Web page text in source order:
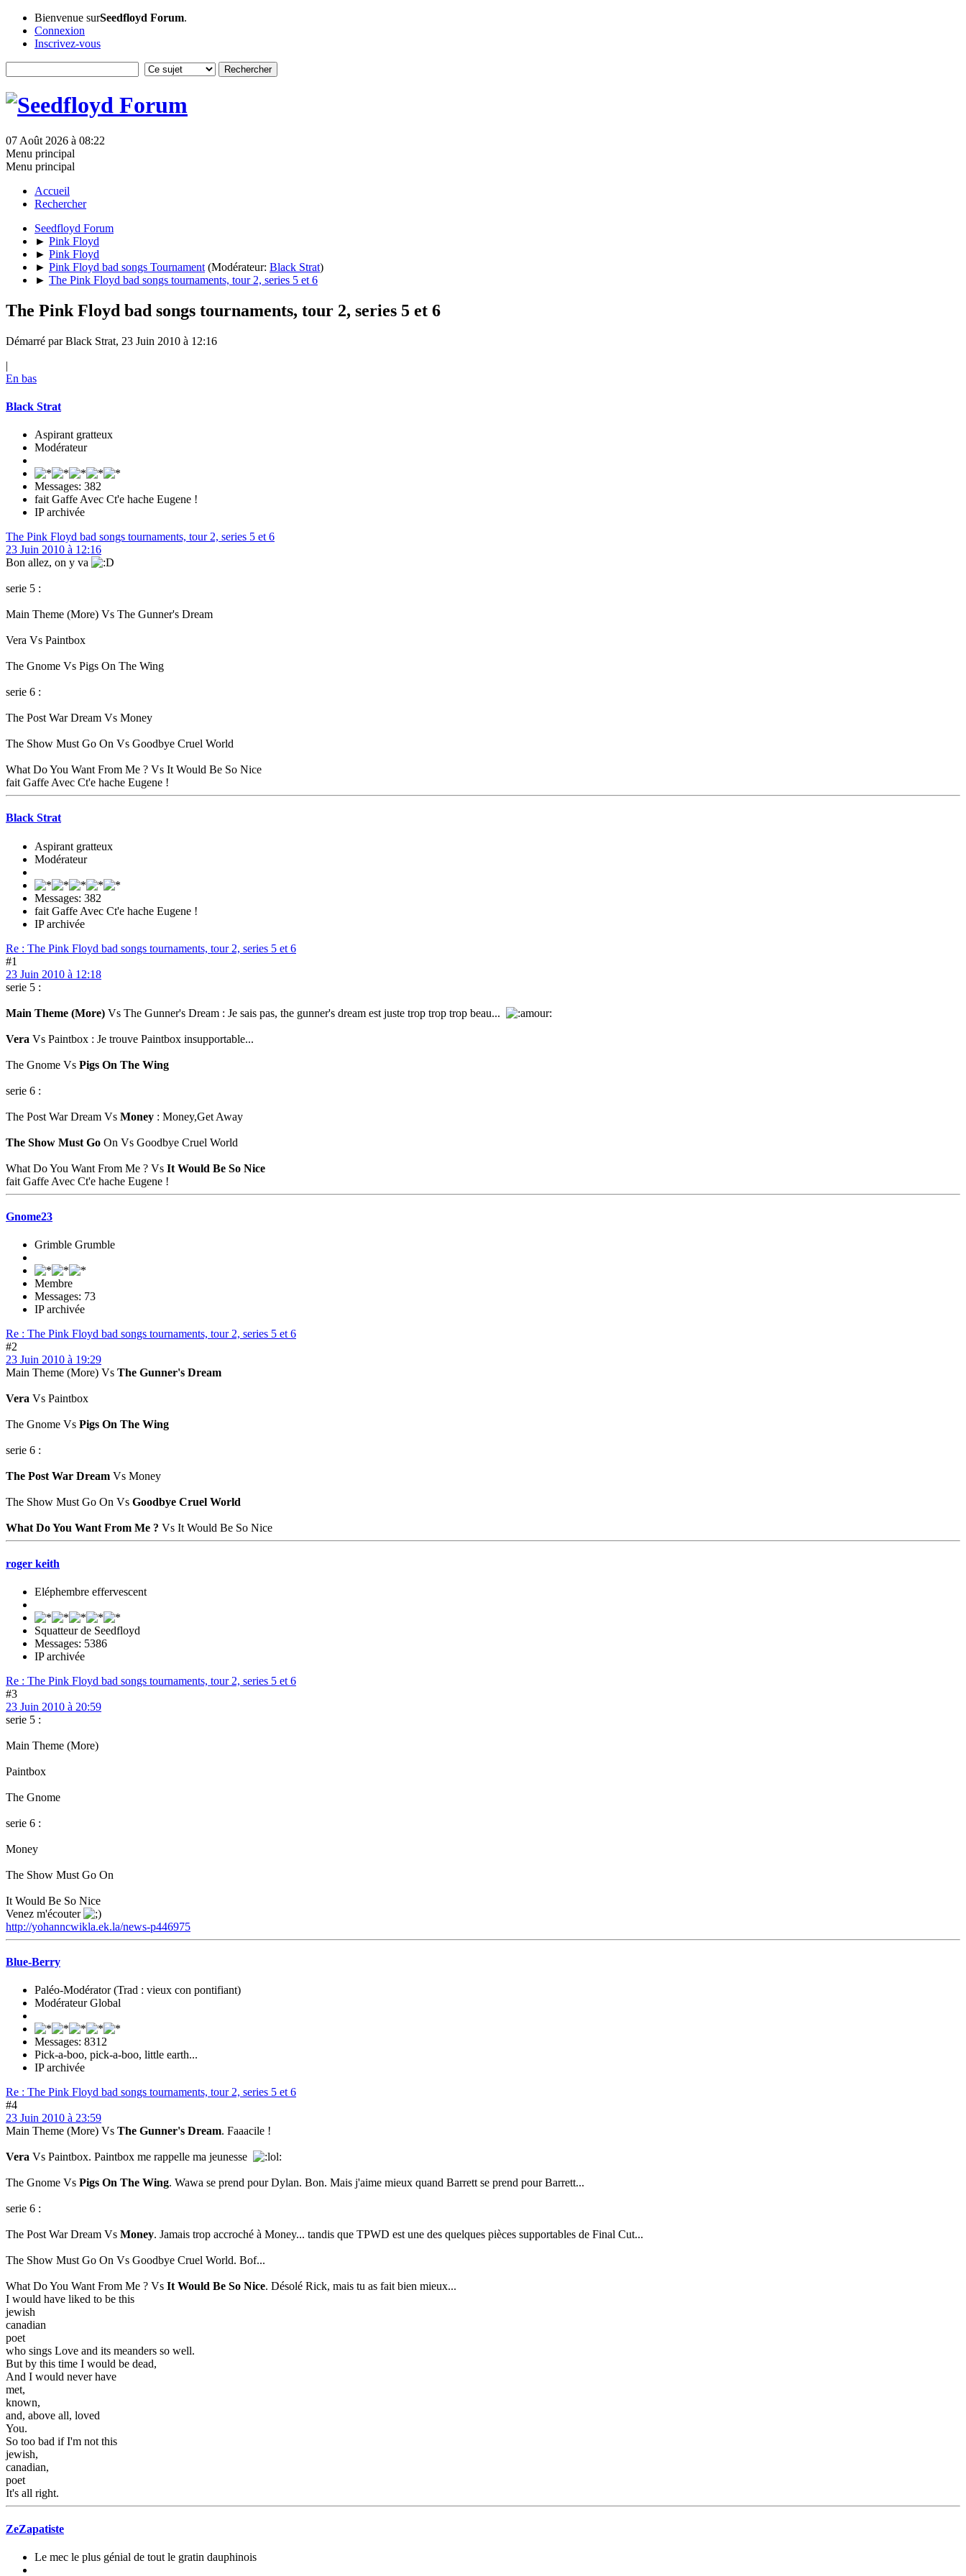
Bienvenue surSeedfloyd Forum.
Connexion
Inscrivez-vous
07 Août 2026 à 08:22
Menu principal
Menu principal
Accueil
Rechercher
Seedfloyd Forum
► Pink Floyd
► Pink Floyd
► Pink Floyd bad songs Tournament (Modérateur: Black Strat)
► The Pink Floyd bad songs tournaments, tour 2, series 5 et 6
The Pink Floyd bad songs tournaments, tour 2, series 5 et 6
Démarré par Black Strat, 23 Juin 2010 à 12:16
|
En bas
Black Strat
Aspirant gratteux
Modérateur
Messages: 382
fait Gaffe Avec Ct'e hache Eugene !
IP archivée
The Pink Floyd bad songs tournaments, tour 2, series 5 et 6
23 Juin 2010 à 12:16
Bon allez, on y va
serie 5 :
Main Theme (More) Vs The Gunner's Dream
Vera Vs Paintbox
The Gnome Vs Pigs On The Wing
serie 6 :
The Post War Dream Vs Money
The Show Must Go On Vs Goodbye Cruel World
What Do You Want From Me ? Vs It Would Be So Nice
fait Gaffe Avec Ct'e hache Eugene !
Black Strat
Aspirant gratteux
Modérateur
Messages: 382
fait Gaffe Avec Ct'e hache Eugene !
IP archivée
Re : The Pink Floyd bad songs tournaments, tour 2, series 5 et 6
#1
23 Juin 2010 à 12:18
serie 5 :
Main Theme (More) Vs The Gunner's Dream : Je sais pas, the gunner's dream est juste trop trop trop beau...
Vera Vs Paintbox : Je trouve Paintbox insupportable...
The Gnome Vs Pigs On The Wing
serie 6 :
The Post War Dream Vs Money : Money,Get Away
The Show Must Go On Vs Goodbye Cruel World
What Do You Want From Me ? Vs It Would Be So Nice
fait Gaffe Avec Ct'e hache Eugene !
Gnome23
Grimble Grumble
Membre
Messages: 73
IP archivée
Re : The Pink Floyd bad songs tournaments, tour 2, series 5 et 6
#2
23 Juin 2010 à 19:29
Main Theme (More) Vs The Gunner's Dream
Vera Vs Paintbox
The Gnome Vs Pigs On The Wing
serie 6 :
The Post War Dream Vs Money
The Show Must Go On Vs Goodbye Cruel World
What Do You Want From Me ? Vs It Would Be So Nice
roger keith
Eléphembre effervescent
Squatteur de Seedfloyd
Messages: 5386
IP archivée
Re : The Pink Floyd bad songs tournaments, tour 2, series 5 et 6
#3
23 Juin 2010 à 20:59
serie 5 :
Main Theme (More)
Paintbox
The Gnome
serie 6 :
Money
The Show Must Go On
It Would Be So Nice
Venez m'écouter
http://yohanncwikla.ek.la/news-p446975
Blue-Berry
Paléo-Modérator (Trad : vieux con pontifiant)
Modérateur Global
Messages: 8312
Pick-a-boo, pick-a-boo, little earth...
IP archivée
Re : The Pink Floyd bad songs tournaments, tour 2, series 5 et 6
#4
23 Juin 2010 à 23:59
Main Theme (More) Vs The Gunner's Dream. Faaacile !
Vera Vs Paintbox. Paintbox me rappelle ma jeunesse
The Gnome Vs Pigs On The Wing. Wawa se prend pour Dylan. Bon. Mais j'aime mieux quand Barrett se prend pour Barrett...
serie 6 :
The Post War Dream Vs Money. Jamais trop accroché à Money... tandis que TPWD est une des quelques pièces supportables de Final Cut...
The Show Must Go On Vs Goodbye Cruel World. Bof...
What Do You Want From Me ? Vs It Would Be So Nice. Désolé Rick, mais tu as fait bien mieux...
I would have liked to be this
jewish
canadian
poet
who sings Love and its meanders so well.
But by this time I would be dead,
And I would never have
met,
known,
and, above all, loved
You.
So too bad if I'm not this
jewish,
canadian,
poet
It's all right.
ZeZapatiste
Le mec le plus génial de tout le gratin dauphinois